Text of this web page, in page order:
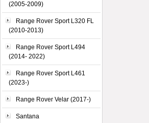
(2005-2009)
Range Rover Sport L320 FL
(2010-2013)
Range Rover Sport L494
(2014- 2022)
Range Rover Sport L461
(2023-)
Range Rover Velar (2017-)
Santana